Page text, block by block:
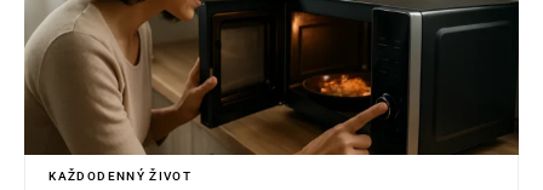
KAŽDODENNÝ ŽIVOT